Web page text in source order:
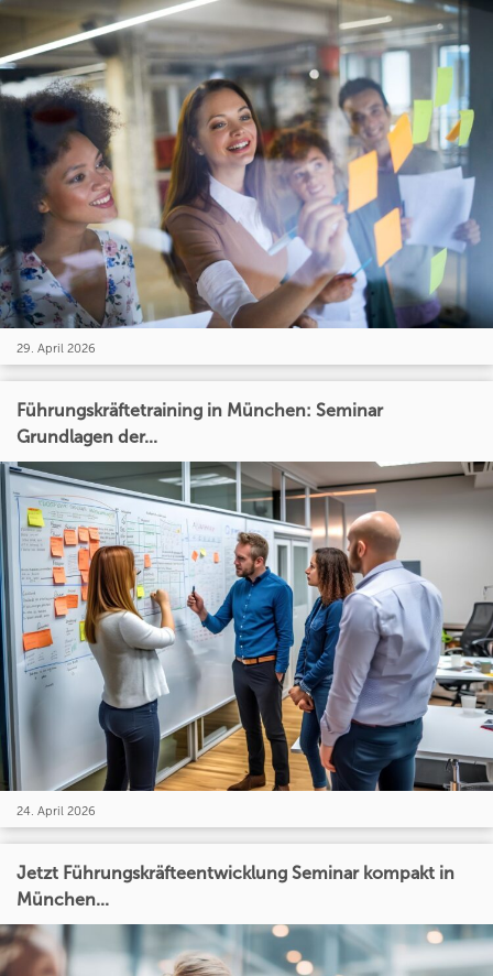
29. April 2026
Führungskräftetraining in München: Seminar
Grundlagen der...
24. April 2026
Jetzt Führungskräfteentwicklung Seminar kompakt in
München...